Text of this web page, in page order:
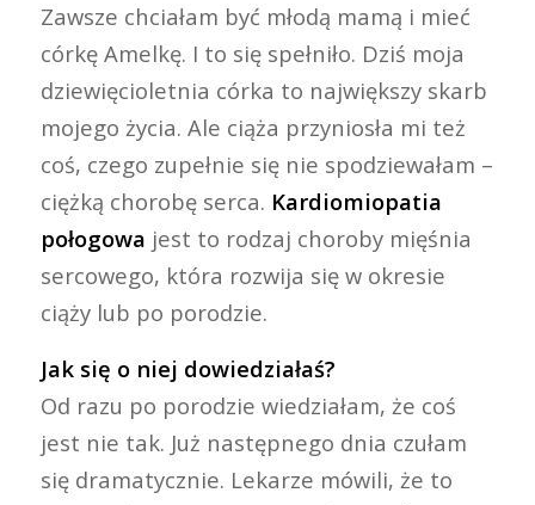
Zawsze chciałam być młodą mamą i mieć
córkę Amelkę. I to się spełniło. Dziś moja
dziewięcioletnia córka to największy skarb
mojego życia. Ale ciąża przyniosła mi też
coś, czego zupełnie się nie spodziewałam –
ciężką chorobę serca. Kardiomiopatia
połogowa jest to rodzaj choroby mięśnia
sercowego, która rozwija się w okresie
ciąży lub po porodzie.
Jak się o niej dowiedziałaś?
Od razu po porodzie wiedziałam, że coś
jest nie tak. Już następnego dnia czułam
się dramatycznie. Lekarze mówili, że to